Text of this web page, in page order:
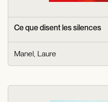
Ce que disent les silences
Manel, Laure